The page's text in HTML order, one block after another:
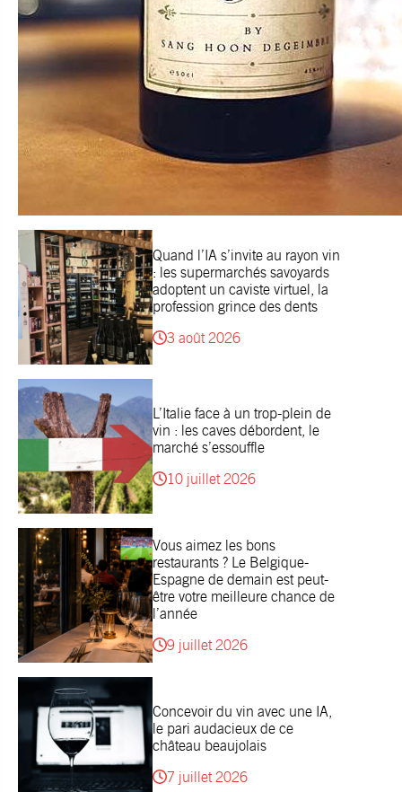
Quand l’IA s’invite au rayon vin
: les supermarchés savoyards
adoptent un caviste virtuel, la
profession grince des dents
3 août 2026
L’Italie face à un trop-plein de
vin : les caves débordent, le
marché s’essouffle
10 juillet 2026
Vous aimez les bons
restaurants ? Le Belgique-
Espagne de demain est peut-
être votre meilleure chance de
l’année
9 juillet 2026
Concevoir du vin avec une IA,
le pari audacieux de ce
château beaujolais
7 juillet 2026